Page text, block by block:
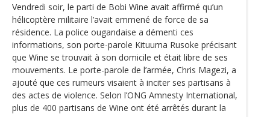
Vendredi soir, le parti de Bobi Wine avait affirmé qu’un
hélicoptère militaire l’avait emmené de force de sa
résidence. La police ougandaise a démenti ces
informations, son porte-parole Kituuma Rusoke précisant
que Wine se trouvait à son domicile et était libre de ses
mouvements. Le porte-parole de l’armée, Chris Magezi, a
ajouté que ces rumeurs visaient à inciter ses partisans à
des actes de violence. Selon l’ONG Amnesty International,
plus de 400 partisans de Wine ont été arrêtés durant la